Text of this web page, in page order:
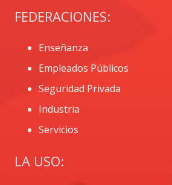
FEDERACIONES:
Enseñanza
Empleados Públicos
Seguridad Privada
Industria
Servicios
LA USO: